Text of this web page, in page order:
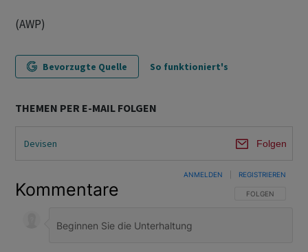
(AWP)
Bevorzugte Quelle So funktioniert's
THEMEN PER E-MAIL FOLGEN
Devisen Folgen
Kommentare FOLGE DIESER
FOLGEN
ANMELDEN REGISTRIEREN